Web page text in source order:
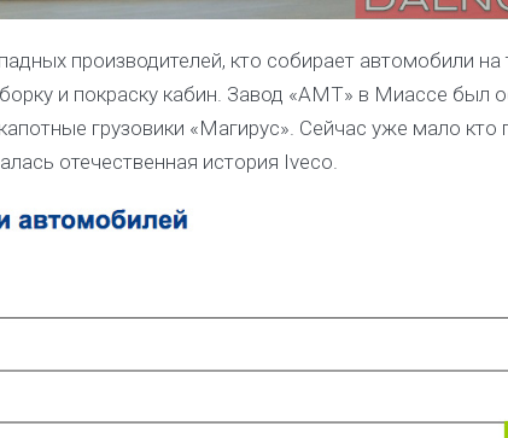
производителей, кто собирает автомобили
и покраску кабин. Завод «АМТ» в Миассе был
грузовики «Магирус». Сейчас уже мало кто
отечественная история Iveco.